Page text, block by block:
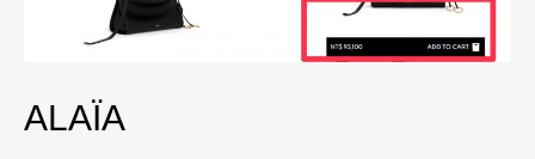
ALAÏA